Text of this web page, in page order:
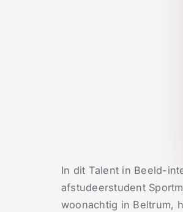
In dit Talent in Beeld-
afstudeerstudent
woonachtig in Beltrum,